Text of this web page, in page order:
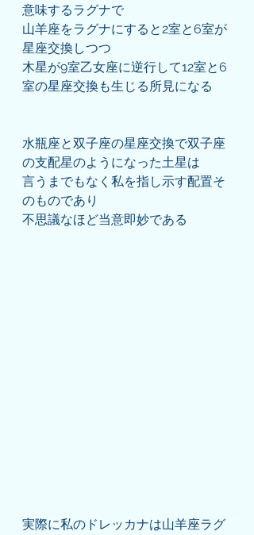
意味するラグナで
山羊座をラグナにすると2室と6室が
星座交換しつつ
木星が9室乙女座に逆行して12室と6
室の星座交換も生じる所見になる
水瓶座と双子座の星座交換で双子座
の支配星のようになった土星は
言うまでもなく私を指し示す配置そ
のものであり
不思議なほど当意即妙である
実際に私のドレッカナは山羊座ラグ